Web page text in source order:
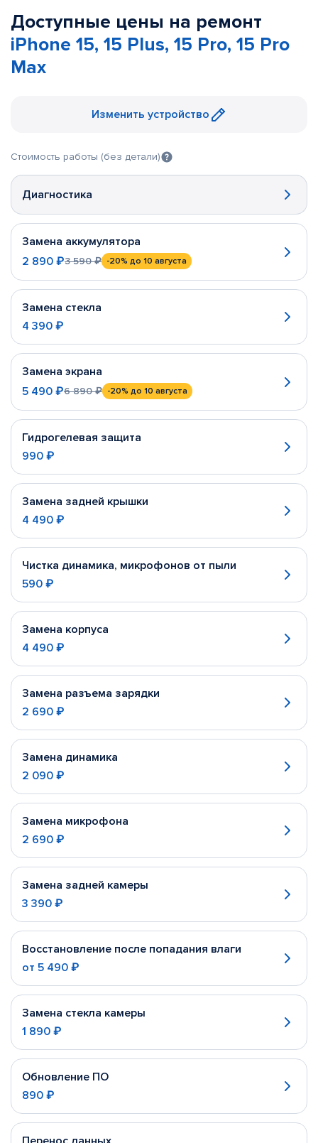
Доступные цены на ремонт
iPhone 15, 15 Plus, 15 Pro, 15 Pro
Max
Изменить устройство
Стоимость работы (без детали)
Диагностика
Замена аккумулятора
2 890 ₽3 590 ₽ -20% до 10 августа
Замена стекла
4 390 ₽
Замена экрана
5 490 ₽6 890 ₽ -20% до 10 августа
Гидрогелевая защита
990 ₽
Замена задней крышки
4 490 ₽
Чистка динамика, микрофонов от пыли
590 ₽
Замена корпуса
4 490 ₽
Замена разъема зарядки
2 690 ₽
Замена динамика
2 090 ₽
Замена микрофона
2 690 ₽
Замена задней камеры
3 390 ₽
Восстановление после попадания влаги
от 5 490 ₽
Замена стекла камеры
1 890 ₽
Обновление ПО
890 ₽